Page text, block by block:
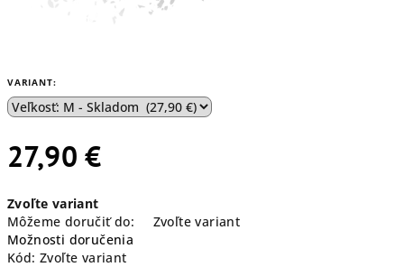
VARIANT:
27,90 €
cena:
Zvoľte variant
Môžeme doručiť do:
Zvoľte variant
Možnosti doručenia
Kód: Zvoľte variant